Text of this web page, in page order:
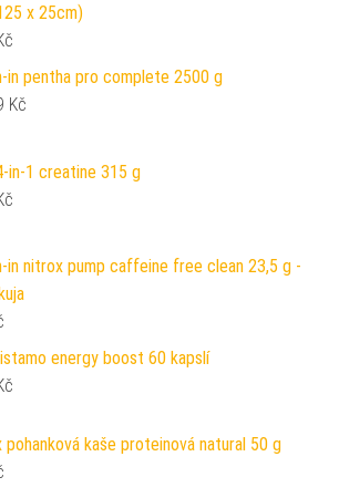
x 25cm)
in pentha pro complete 2500 g
Kč
in-1 creatine 315 g
in nitrox pump caffeine free clean 23,5 g -
energy boost 60 kapslí
pohanková kaše proteinová natural 50 g